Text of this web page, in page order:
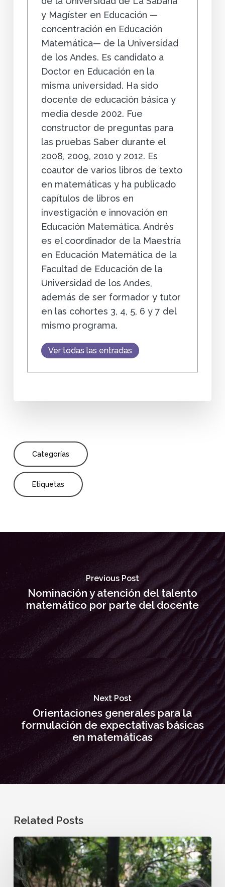
y Magíster en Educación —
concentración en Educación
Matemática— de la Universidad
de los Andes. Es candidato a
Doctor en Educación en la
misma universidad. Ha sido
docente de educación básica y
media desde 2002. Fue
constructor de preguntas para
las pruebas Saber durante el
2008, 2009, 2010 y 2012. Es
coautor de varios libros de texto
en matemáticas y ha publicado
capítulos de libros en
investigación e innovación en
Educación Matemática. Andrés
es el coordinador de la Maestría
en Educación Matemática de la
Facultad de Educación de la
Universidad de los Andes,
además de ser formador y tutor
en las cohortes 3, 4, 5, 6 y 7 del
mismo programa.
Ver todas las entradas
Categorías
Etiquetas
Previous Post
Nominación y atención del talento
matemático por parte del docente
Next Post
Orientaciones generales para la
formulación de expectativas básicas
en matemáticas
Related Posts